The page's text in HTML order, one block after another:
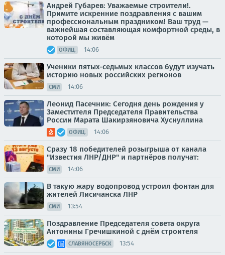
Андрей Губарев: Уважаемые строители!.
Примите искренние поздравления с вашим
профессиональным праздником! Ваш труд —
важнейшая составляющая комфортной среды, в
которой мы живём
ОФИЦ. 14:06
Ученики пятых-седьмых классов будут изучать
историю новых российских регионов
СМИ 14:06
Леонид Пасечник: Сегодня день рождения у
Заместителя Председателя Правительства
России Марата Шакирзяновича Хуснуллина
ОФИЦ. 14:06
Сразу 18 победителей розыгрыша от канала
"Известия ЛНР/ДНР" и партнёров получат:
СМИ 14:06
В такую жару водопровод устроил фонтан для
жителей Лисичанска ЛНР
СМИ 13:54
Поздравление Председателя совета округа
Антонины Гречишкиной с днём строителя
СЛАВЯНОСЕРБСК 13:54